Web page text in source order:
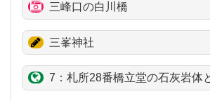
三峰口の白川橋
三峯神社
7：札所28番橋立堂の石灰岩体